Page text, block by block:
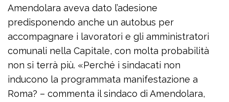
Amendolara aveva dato l’adesione
predisponendo anche un autobus per
accompagnare i lavoratori e gli amministratori
comunali nella Capitale, con molta probabilità
non si terrà più. «Perché i sindacati non
inducono la programmata manifestazione a
Roma? – commenta il sindaco di Amendolara,